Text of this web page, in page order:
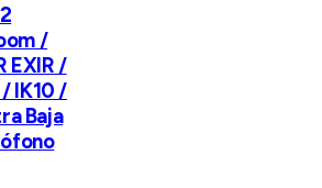
/
EXIR /
IK10 /
Baja